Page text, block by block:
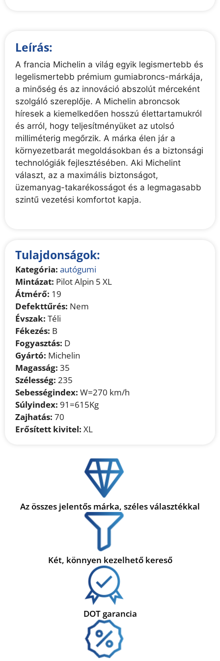
Leírás:
A francia Michelin a világ egyik legismertebb és
legelismertebb prémium gumiabroncs-márkája,
a minőség és az innováció abszolút mérceként
szolgáló szereplője. A Michelin abroncsok
híresek a kiemelkedően hosszú élettartamukról
és arról, hogy teljesítményüket az utolsó
milliméterig megőrzik. A márka élen jár a
környezetbarát megoldásokban és a biztonsági
technológiák fejlesztésében. Aki Michelint
választ, az a maximális biztonságot,
üzemanyag-takarékosságot és a legmagasabb
szintű vezetési komfortot kapja.
Tulajdonságok:
Kategória: autógumi
Mintázat: Pilot Alpin 5 XL
Átmérő: 19
Defekttűrés: Nem
Évszak: Téli
Fékezés: B
Fogyasztás: D
Gyártó: Michelin
Magasság: 35
Szélesség: 235
Sebességindex: W=270 km/h
Súlyindex: 91=615Kg
Zajhatás: 70
Erősített kivitel: XL
Az összes jelentős márka, széles választékkal
Két, könnyen kezelhető kereső
DOT garancia